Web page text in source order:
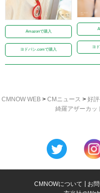
Amazonで購入
ヨドバシ.comで購入
ヨ
CMNOW WEB > CMニュース > 好
綺羅アザーカッ
CMNOWについて お